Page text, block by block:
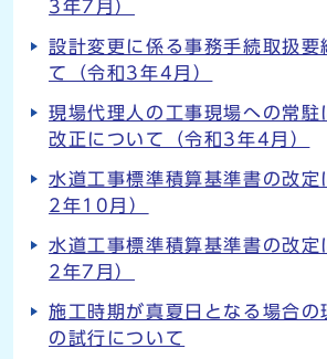
3年7月）
設計変更に係る事務手続取扱要
て（令和3年4月）
現場代理人の工事現場への常駐
改正について（令和3年4月）
水道工事標準積算基準書の改定
2年10月）
水道工事標準積算基準書の改定
2年7月）
施工時期が真夏日となる場合の
の試行について